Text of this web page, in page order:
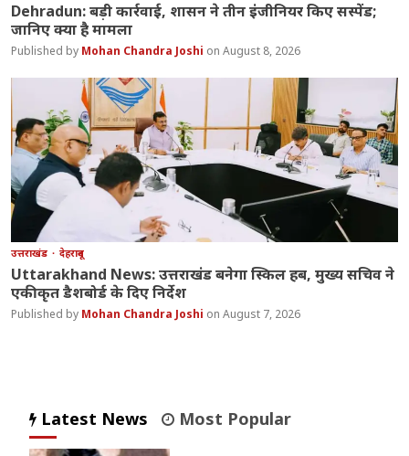
Dehradun: बड़ी कार्रवाई, शासन ने तीन इंजीनियर किए सस्पेंड;
जानिए क्या है मामला
Mohan Chandra Joshi August 8, 2026
उत्तराखंड देहरादून
Uttarakhand News: उत्तराखंड बनेगा स्किल हब, मुख्य सचिव ने
एकीकृत डैशबोर्ड के दिए निर्देश
Mohan Chandra Joshi August 7, 2026
Latest News Most Popular